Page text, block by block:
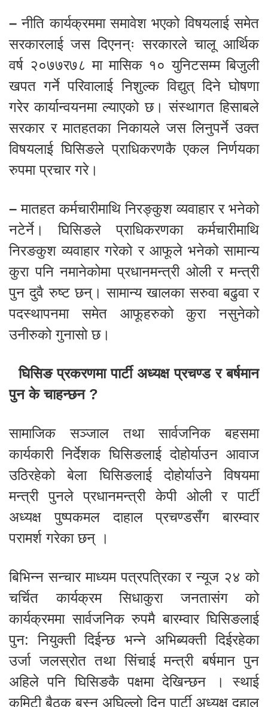
– नीति कार्यक्रममा समावेश भएको विषयलाई समेत
सरकारलाई जस दिएनन्ः सरकारले चालू आर्थिक
वर्ष २०७७र७८ मा मासिक १० युनिटसम्म बिजुली
खपत गर्ने परिवालाई निशुल्क विद्युत् दिने घोषणा
गरेर कार्यान्वयनमा ल्याएको छ। संस्थागत हिसाबले
सरकार र मातहतका निकायले जस लिनुपर्ने उक्त
विषयलाई घिसिङले प्राधिकरणकै एकल निर्णयका
रुपमा प्रचार गरे।
– मातहत कर्मचारीमाथि निरङ्कुश व्यवाहार र भनेको
नटेर्ने। घिसिङले प्राधिकरणका कर्मचारीमाथि
निरङकुश व्यवाहार गरेको र आफूले भनेको सामान्य
कुरा पनि नमानेकोमा प्रधानमन्त्री ओली र मन्त्री
पुन दुवै रुष्ट छन्। सामान्य खालका सरुवा बढुवा र
पदस्थापनमा समेत आफूहरुको कुरा नसुनेको
उनीरुको गुनासो छ।
घिसिङ प्रकरणमा पार्टी अध्यक्ष प्रचण्ड र बर्षमान
पुन के चाहन्छन ?
सामाजिक सञ्जाल तथा सार्वजनिक बहसमा
कार्यकारी निर्देशक घिसिङलाई दोहोर्याउन आवाज
उठिरहेको बेला घिसिङलाई दोहोर्याउने विषयमा
मन्त्री पुनले प्रधानमन्त्री केपी ओली र पार्टी
अध्यक्ष पुष्पकमल दाहाल प्रचण्डसँग बारम्वार
परामर्श गरेका छन् ।
बिभिन्न सन्चार माध्यम पत्रपत्रिका र न्यूज २४ को
चर्चित कार्यक्रम सिधाकुरा जनतासंग को
कार्यक्रममा सार्वजनिक रुपमै बारम्वार घिसिङलाई
पुन: नियुक्ती दिईन्छ भन्ने अभिब्यक्ती दिईरहेका
उर्जा जलस्रोत तथा सिंचाई मन्त्री बर्षमान पुन
अहिले पनि घिसिङकै पक्षमा देखिन्छन । स्थाई
कमिटी बैठक बस्नु अघिल्लो दिन पार्टी अध्यक्ष दहाल